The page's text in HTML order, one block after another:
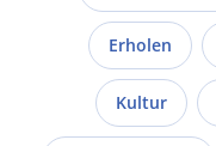
Erholen
Kultur